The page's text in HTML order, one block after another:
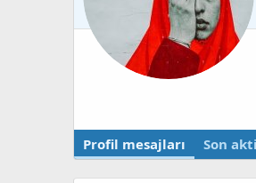
Profil mesajları Son